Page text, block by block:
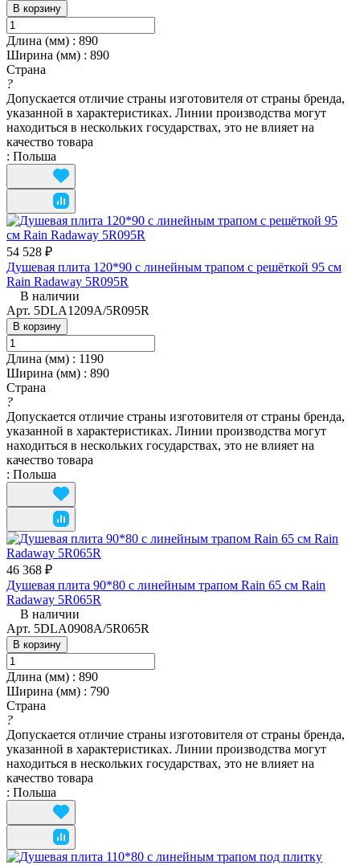
В корзину
Длина (мм) : 890
Ширина (мм) : 890
Страна
?
Допускается отличие страны изготовителя от страны бренда,
указанной в характеристиках. Линии производства могут
находиться в нескольких государствах, это не влияет на
качество товара
: Польша
54 528 ₽
Душевая плита 120*90 с линейным трапом с решёткой 95 см
Rain Radaway 5R095R
В наличии
Арт. 5DLA1209A/5R095R
В корзину
Длина (мм) : 1190
Ширина (мм) : 890
Страна
?
Допускается отличие страны изготовителя от страны бренда,
указанной в характеристиках. Линии производства могут
находиться в нескольких государствах, это не влияет на
качество товара
: Польша
46 368 ₽
Душевая плита 90*80 с линейным трапом Rain 65 см Rain
Radaway 5R065R
В наличии
Арт. 5DLA0908A/5R065R
В корзину
Длина (мм) : 890
Ширина (мм) : 790
Страна
?
Допускается отличие страны изготовителя от страны бренда,
указанной в характеристиках. Линии производства могут
находиться в нескольких государствах, это не влияет на
качество товара
: Польша